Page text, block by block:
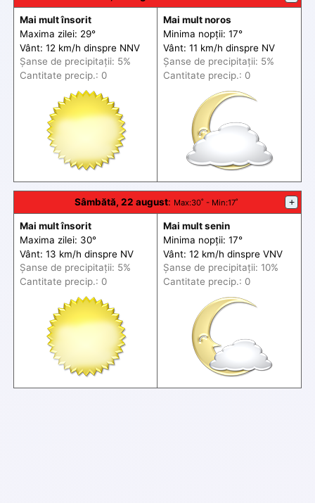
Mai mult însorit
Maxima zilei: 29°
Vânt: 12 km/h dinspre NNV
Șanse de precipitații: 5%
Cantitate precip.: 0
Mai mult noros
Minima nopții: 17°
Vânt: 11 km/h dinspre NV
Șanse de precipitații: 5%
Cantitate precip.: 0
Sâmbătă, 22 august: Max:30˚ - Min:17˚ +
Mai mult însorit
Maxima zilei: 30°
Vânt: 13 km/h dinspre NV
Șanse de precipitații: 5%
Cantitate precip.: 0
Mai mult senin
Minima nopții: 17°
Vânt: 12 km/h dinspre VNV
Șanse de precipitații: 10%
Cantitate precip.: 0